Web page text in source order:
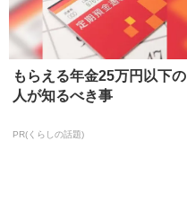
もらえる年金25万円以下の
人が知るべき事
PR(くらしの話題)